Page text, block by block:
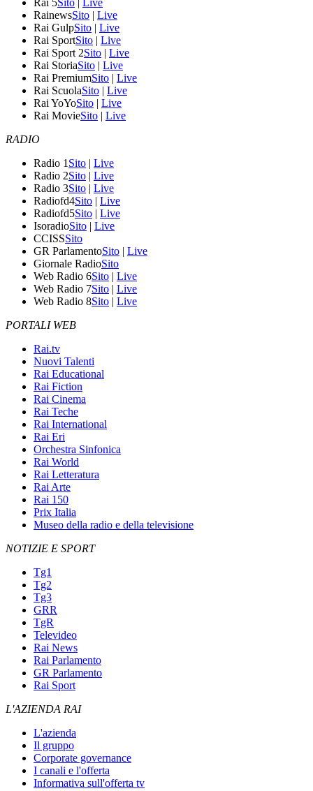
Rai 5Sito | Live
RainewsSito | Live
Rai GulpSito | Live
Rai SportSito | Live
Rai Sport 2Sito | Live
Rai StoriaSito | Live
Rai PremiumSito | Live
Rai ScuolaSito | Live
Rai YoYoSito | Live
Rai MovieSito | Live
RADIO
Radio 1 Sito | Live
Radio 2Sito | Live
Radio 3Sito | Live
Radiofd4Sito | Live
Radiofd5Sito | Live
IsoradioSito | Live
CCISSSito
GR ParlamentoSito | Live
Giornale RadioSito
Web Radio 6Sito | Live
Web Radio 7Sito | Live
Web Radio 8Sito | Live
PORTALI WEB
Rai.tv
Nuovi Talenti
Rai Educational
Rai Fiction
Rai Cinema
Rai Teche
Rai International
Rai Eri
Orchestra Sinfonica
Rai World
Rai Letteratura
Rai Arte
Rai 150
Prix Italia
Museo della radio e della televisione
NOTIZIE E SPORT
Tg1
Tg2
Tg3
GRR
TgR
Televideo
Rai News
Rai Parlamento
GR Parlamento
Rai Sport
L'AZIENDA RAI
L'azienda
Il gruppo
Corporate governance
I canali e l'offerta
Informativa sull'offerta tv